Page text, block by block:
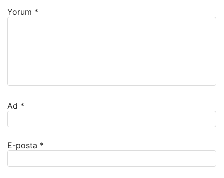
Yorum *
Ad *
E-posta *